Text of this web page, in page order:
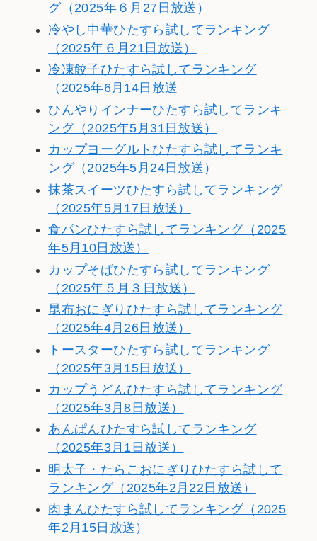
グ（2025年６月27日放送）
冷やし中華ひたすら試してランキング
（2025年６月21日放送）
冷凍餃子ひたすら試してランキング
（2025年6月14日放送
ひんやりインナーひたすら試してランキ
ング（2025年5月31日放送）
カップヨーグルトひたすら試してランキ
ング（2025年5月24日放送）
抹茶スイーツひたすら試してランキング
（2025年5月17日放送）
食パンひたすら試してランキング（2025
年5月10日放送）
カップそばひたすら試してランキング
（2025年５月３日放送）
昆布おにぎりひたすら試してランキング
（2025年4月26日放送）
トースターひたすら試してランキング
（2025年3月15日放送）
カップうどんひたすら試してランキング
（2025年3月8日放送）
あんぱんひたすら試してランキング
（2025年3月1日放送）
明太子・たらこおにぎりひたすら試して
ランキング（2025年2月22日放送）
肉まんひたすら試してランキング（2025
年2月15日放送）